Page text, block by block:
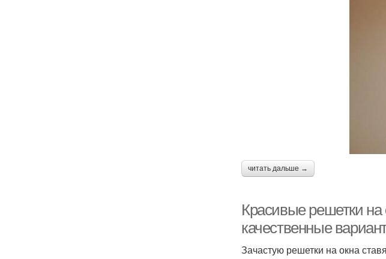
читать дальше →
Красивые решетки
качественные
Зачастую решетки на окна